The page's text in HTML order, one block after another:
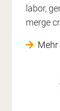
labor,
merge
Mehr